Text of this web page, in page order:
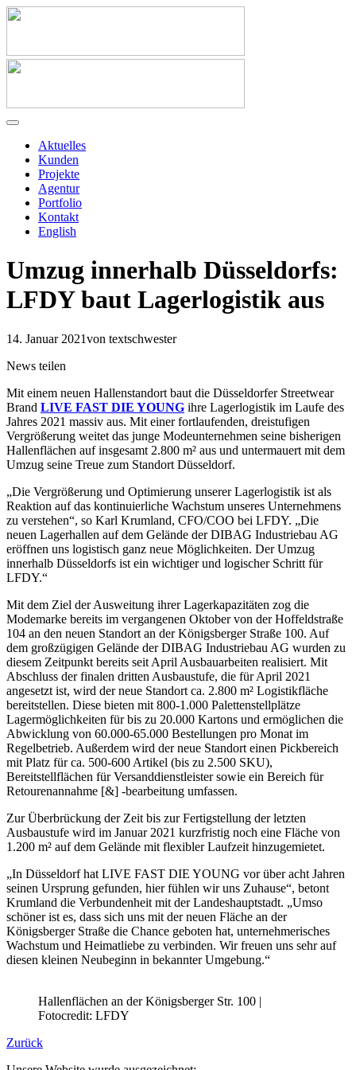
Aktuelles
Kunden
Projekte
Agentur
Portfolio
Kontakt
English
Umzug innerhalb Düsseldorfs:
LFDY baut Lagerlogistik aus
14. Januar 2021von textschwester
News teilen
Mit einem neuen Hallenstandort baut die Düsseldorfer Streetwear
Brand LIVE FAST DIE YOUNG ihre Lagerlogistik im Laufe des
Jahres 2021 massiv aus. Mit einer fortlaufenden, dreistufigen
Vergrößerung weitet das junge Modeunternehmen seine bisherigen
Hallenflächen auf insgesamt 2.800 m² aus und untermauert mit dem
Umzug seine Treue zum Standort Düsseldorf.
„Die Vergrößerung und Optimierung unserer Lagerlogistik ist als
Reaktion auf das kontinuierliche Wachstum unseres Unternehmens
zu verstehen“, so Karl Krumland, CFO/COO bei LFDY. „Die
neuen Lagerhallen auf dem Gelände der DIBAG Industriebau AG
eröffnen uns logistisch ganz neue Möglichkeiten. Der Umzug
innerhalb Düsseldorfs ist ein wichtiger und logischer Schritt für
LFDY.“
Mit dem Ziel der Ausweitung ihrer Lagerkapazitäten zog die
Modemarke bereits im vergangenen Oktober von der Hoffeldstraße
104 an den neuen Standort an der Königsberger Straße 100. Auf
dem großzügigen Gelände der DIBAG Industriebau AG wurden zu
diesem Zeitpunkt bereits seit April Ausbauarbeiten realisiert. Mit
Abschluss der finalen dritten Ausbaustufe, die für April 2021
angesetzt ist, wird der neue Standort ca. 2.800 m² Logistikfläche
bereitstellen. Diese bieten mit 800-1.000 Palettenstellplätze
Lagermöglichkeiten für bis zu 20.000 Kartons und ermöglichen die
Abwicklung von 60.000-65.000 Bestellungen pro Monat im
Regelbetrieb. Außerdem wird der neue Standort einen Pickbereich
mit Platz für ca. 500-600 Artikel (bis zu 2.500 SKU),
Bereitstellflächen für Versanddienstleister sowie ein Bereich für
Retourenannahme [&] -bearbeitung umfassen.
Zur Überbrückung der Zeit bis zur Fertigstellung der letzten
Ausbaustufe wird im Januar 2021 kurzfristig noch eine Fläche von
1.200 m² auf dem Gelände mit flexibler Laufzeit hinzugemietet.
„In Düsseldorf hat LIVE FAST DIE YOUNG vor über acht Jahren
seinen Ursprung gefunden, hier fühlen wir uns Zuhause“, betont
Krumland die Verbundenheit mit der Landeshauptstadt. „Umso
schöner ist es, dass sich uns mit der neuen Fläche an der
Königsberger Straße die Chance geboten hat, unternehmerisches
Wachstum und Heimatliebe zu verbinden. Wir freuen uns sehr auf
diesen kleinen Neubeginn in bekannter Umgebung.“
Hallenflächen an der Königsberger Str. 100 |
Fotocredit: LFDY
Zurück